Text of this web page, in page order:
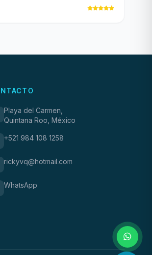
Playa del Carmen,
Quintana Roo, México
+521 984 108 1258
rickyvq@hotmail.com
WhatsApp